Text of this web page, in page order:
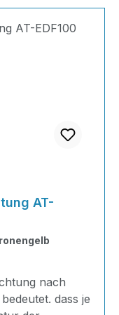
AT-
nach
dass je